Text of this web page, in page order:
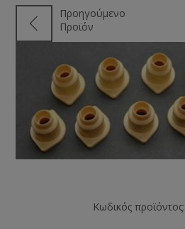
Προηγούμενο
Προϊόν
Κωδικός προϊόντος: